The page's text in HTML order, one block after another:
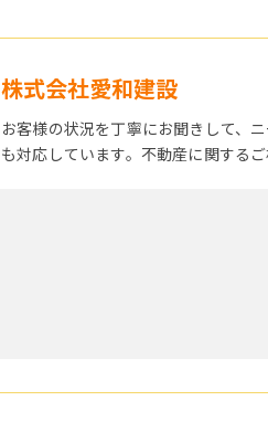
株式会社愛和建設
お客様の状況を丁寧にお聞きして、
も対応しています。不動産に関する